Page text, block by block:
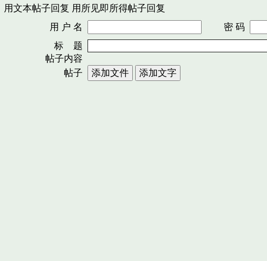
用文本帖子回复 用所见即所得帖子回复
用 户 名
密 码
标 题
帖子内容
帖子